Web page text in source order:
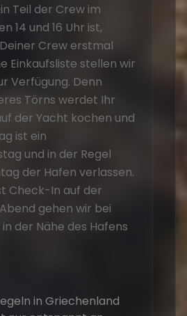
Teil der Crew im
14 und 16 Uhr ist,
Crew erstmal
Einkaufsliste stellen wir
Verfügung. Denn
Törns werdet Ihr
der Yacht kochen und
ist ein
und in der Regel
der Hafen verlassen.
Check-In auf der
gehen wir bei
der Nähe des Hafens